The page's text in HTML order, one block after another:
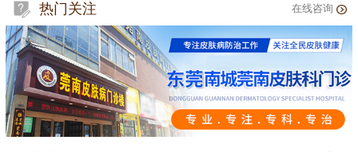
热门关注 在线咨询